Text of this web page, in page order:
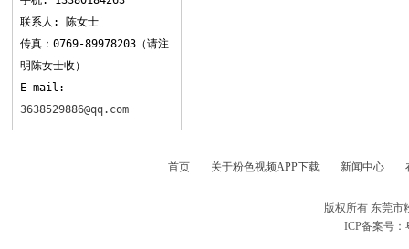
联系人: 陈女士
传真：0769-89978203（请注
明陈女士收）
E-mail:
3638529886@qq.com
首页 关于粉色视频APP下载 新闻中心
版权所有 东莞市
ICP备案号：